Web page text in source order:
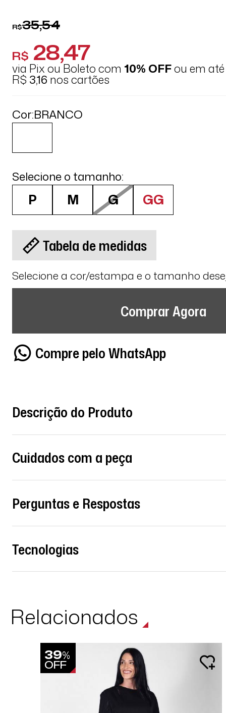
R$35,54
R$ 28,47
via Pix ou Boleto com 10% OFFou em
R$ 3,16 nos cartões
Cor:BRANCO
Selecione o tamanho:
P M G GG
Tabela de medidas
Selecione a cor/estampa e o tamanho
Comprar Agora
Compre pelo WhatsApp
Descrição do Produto
Cuidados com a peça
Perguntas e Respostas
Tecnologias
Relacionados
39%
OFF